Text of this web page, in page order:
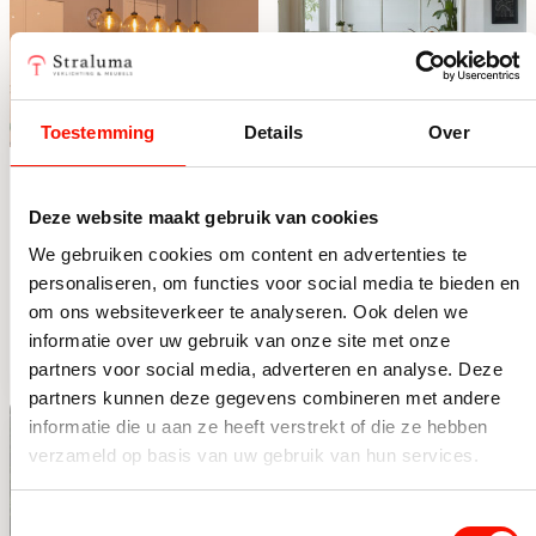
Toestemming Details Over
Deze website maakt gebruik van cookies
We gebruiken cookies om content en advertenties te
personaliseren, om functies voor social media te bieden en
om ons websiteverkeer te analyseren. Ook delen we
informatie over uw gebruik van onze site met onze
partners voor social media, adverteren en analyse. Deze
partners kunnen deze gegevens combineren met andere
informatie die u aan ze heeft verstrekt of die ze hebben
verzameld op basis van uw gebruik van hun services.
+ smoke glas
160cm
Op voorraad
364,95
Oorspronkelijke prijs was: 364,95.
324,95
Huidige prijs is: 324,95.
Hanglamp 5L balk + smoke glas 160cm aantal
bloempotten –
Zwart
Op voorraad
549,-
Oorspronkelijke prijs was:
449,99
Huidige prijs is: 449,99.
Hanglamp 6L met
-12% -30%